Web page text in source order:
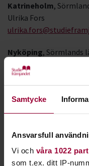
Samtycke
Ansvarsfull
Vi och våra 1022
som t.ex. ditt IP-
Katrineholm,
Ulrika Fors
Nyköping, Sörmlands
Susanna Engman
Stockholm
,
Veronica Araya
Strängnäs, Sörmlands
Zandra Grandin